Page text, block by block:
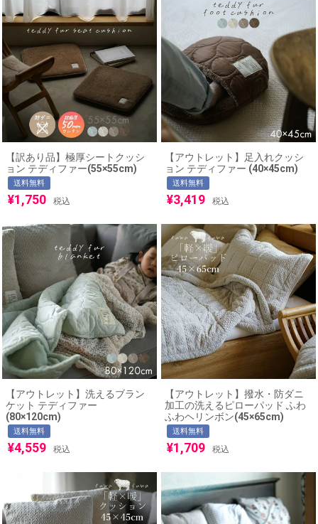
【訳あり品】極厚シートクッシ
ョン テディファー(55×55cm)
送料無料
¥1,750 税込
【アウトレット】足入れクッシ
ョン テディファー (40×45cm)
送料無料
¥3,419 税込
【アウトレット】洗えるブラン
ケット テディファー
(80×120cm)
送料無料
¥4,559 税込
【アウトレット】撥水・防ダニ
加工の洗えるピローパッド ふわ
ふわヘリンボン(45×65cm)
送料無料
¥1,709 税込